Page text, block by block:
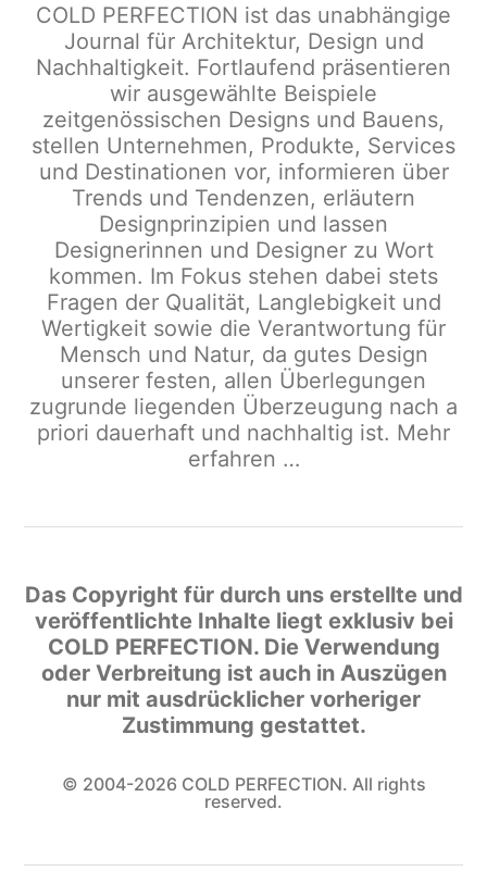
COLD PERFECTION ist das unabhängige
Journal für Architektur, Design und
Nachhaltigkeit. Fortlaufend präsentieren
wir ausgewählte Beispiele
zeitgenössischen Designs und Bauens,
stellen Unternehmen, Produkte, Services
und Destinationen vor, informieren über
Trends und Tendenzen, erläutern
Designprinzipien und lassen
Designerinnen und Designer zu Wort
kommen. Im Fokus stehen dabei stets
Fragen der Qualität, Langlebigkeit und
Wertigkeit sowie die Verantwortung für
Mensch und Natur, da gutes Design
unserer festen, allen Überlegungen
zugrunde liegenden Überzeugung nach a
priori dauerhaft und nachhaltig ist. Mehr
erfahren …
Das Copyright für durch uns erstellte und
veröffentlichte Inhalte liegt exklusiv bei
COLD PERFECTION. Die Verwendung
oder Verbreitung ist auch in Auszügen
nur mit ausdrücklicher vorheriger
Zustimmung gestattet.
© 2004-2026 COLD PERFECTION. All rights
reserved.